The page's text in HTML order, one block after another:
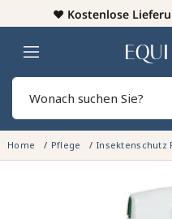
♥️ Kostenlose
Heim
Home Pflege Insektenschutz